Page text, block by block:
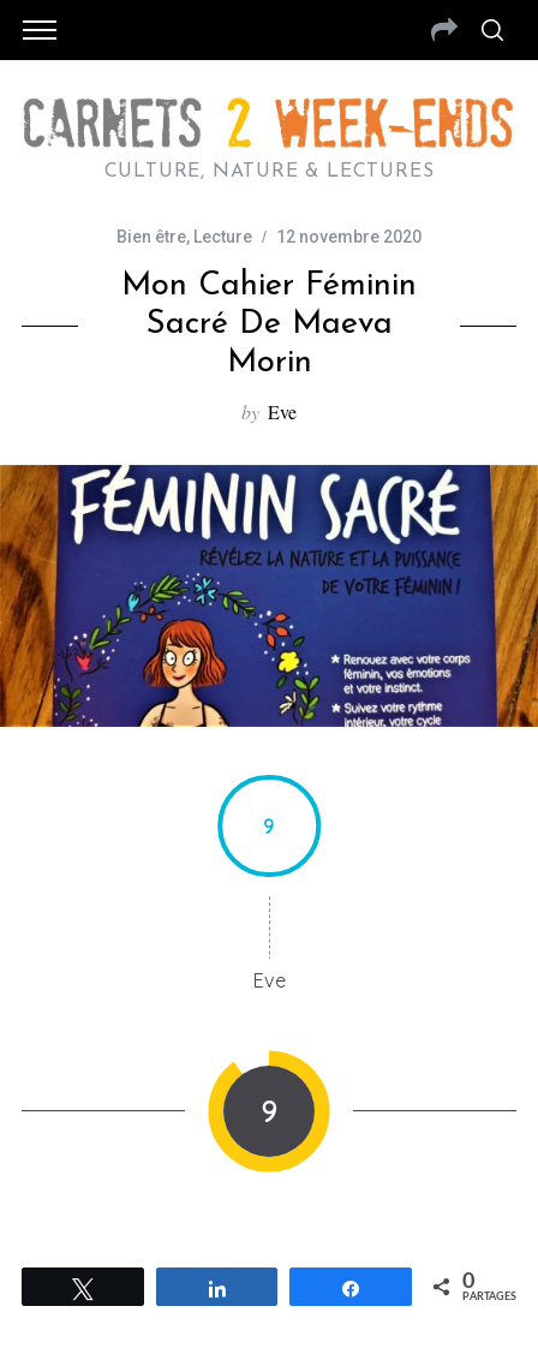
CULTURE, NATURE & LECTURES
Bien être, Lecture 12 novembre 2020
Mon Cahier Féminin
Sacré De Maeva
Morin
by Eve
9
Eve
9
Partagez 0
PARTAGES